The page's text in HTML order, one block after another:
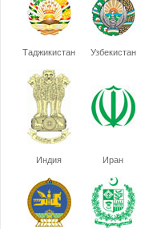
Таджикистан Узбекистан
Индия Иран